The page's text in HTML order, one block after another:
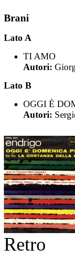
Brani
Lato A
TI AMO
Autori:
Lato B
OGGI È
Autori:
Retro